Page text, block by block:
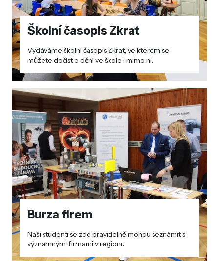
Školní časopis Zkrat
Vydáváme školní časopis Zkrat, ve kterém se
můžete dočíst o dění ve škole i mimo ni.
Burza firem
Naši studenti se zde pravidelně mohou seznámit s
významnými firmami v regionu.